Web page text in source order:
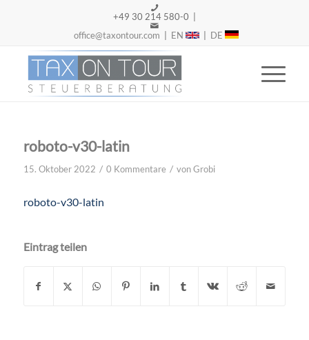
+49 30 214 580-0 |
office@taxontour.com
EN DE
roboto-v30-latin
15. Oktober 2022 / 0 Kommentare / vonGrobi
roboto-v30-latin
Eintrag teilen